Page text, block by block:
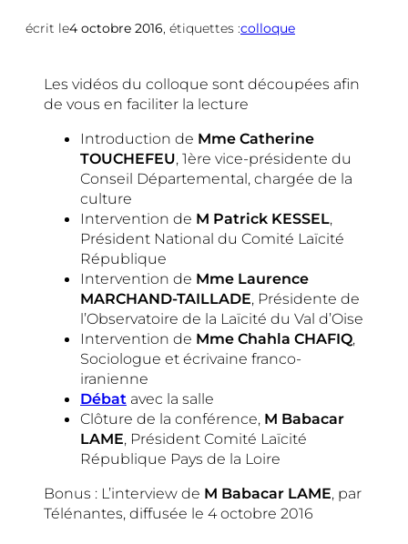
écrit le4 octobre 2016, étiquettes :colloque
Les vidéos du colloque sont découpées afin
de vous en faciliter la lecture
Introduction de Mme Catherine
TOUCHEFEU, 1ère vice-présidente du
Conseil Départemental, chargée de la
culture
Intervention de M Patrick KESSEL,
Président National du Comité Laïcité
République
Intervention de Mme Laurence
MARCHAND-TAILLADE, Présidente de
l’Observatoire de la Laïcité du Val d’Oise
Intervention de Mme Chahla CHAFIQ,
Sociologue et écrivaine franco-
iranienne
Débat avec la salle
Clôture de la conférence, M Babacar
LAME, Président Comité Laïcité
République Pays de la Loire
Bonus : L’interview de M Babacar LAME, par
Télénantes, diffusée le 4 octobre 2016